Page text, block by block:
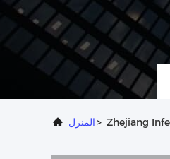
المنزل>